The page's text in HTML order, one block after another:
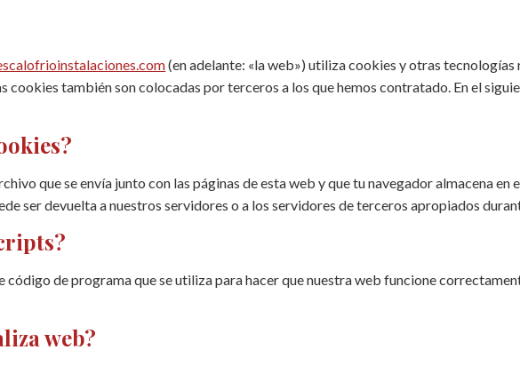
(en adelante: «la web») utiliza cookies y otras
cookies también son colocadas por terceros a los que hemos contratado. En el
que se envía junto con las páginas de esta web y que tu navegador almacena
ser devuelta a nuestros servidores o a los servidores de terceros apropiados
código de programa que se utiliza para hacer que nuestra web funcione
web?